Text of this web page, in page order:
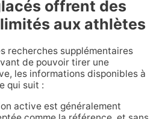
offrent des
aux athlètes
recherches supplémentaires
de pouvoir tirer une
les informations disponibles à
qui suit :
active est généralement